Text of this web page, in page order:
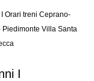
Orari treni Ceprano-
Villa Santa
I